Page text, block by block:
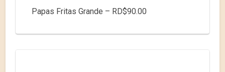
Papas Fritas Grande – RD$90.00